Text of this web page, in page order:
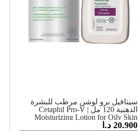
سيتافيل برو لوشن مرطب للبشرة
الدهنية 120 مل | Cetaphil Pro-V
Moisturizing Lotion for Oily Skin
120ml
20.900 د.ا